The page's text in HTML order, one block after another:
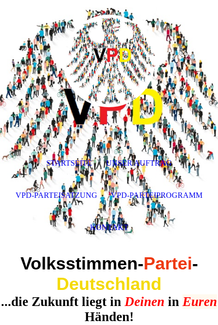
Volksstimmen-Partei-
Deutschland
...die Zukunft liegt inDeinen inEuren
Händen!
STARTSEITE UNSER AUFTRAG
VPD-PARTEISATZUNG VPD-PARTEIPROGRAMM
KONTAKT